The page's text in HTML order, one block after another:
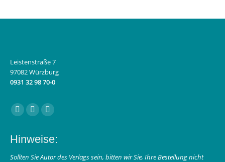
Leistenstraße 7
97082 Würzburg
0931 32 98 70-0
Finden Sie uns auf:
Facebook
opens
in
Instagram
opens
in
E-
page
opens
Hinweise:
Sollten Sie Autor des Verlags sein, bitten wir Sie, Ihre Bestellung nicht